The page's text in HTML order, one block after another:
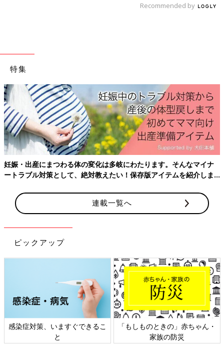
出典：Instagramアカウント「marru____00」
クロシェ（かぎ針編み）が注目を集めているため、着るだけでト
レンドコーデが完成します♪ 投稿のような長袖Tシャツのほか、
ブラウスや半袖Tシャツなど、合わせるインナーしだいで印象が
変わるのも魅力◎。パンツ、スカート、ワンピースなど、どんな
アイテムとも合わせやすいので、着まわし力も抜群です！
着るだけでおしゃ見え！大人顔負けデザインのシャ
ツ・パンツ
Recommended by
特集
妊娠・出産にまつわる体の変化は多岐にわたります。そんなマイナ
ートラブル対策として、絶対教えたい！保存版アイテムを紹介しま
連載一覧へ
ピックアップ
感染症対策、いますぐできるこ
と
「もしものときの」赤ちゃん・
家族の防災